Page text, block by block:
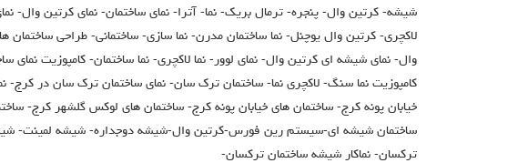
شیشه- کرتین وال- پنجره- ترمال بریک- نما- آترا- نمای ساختمان- نمای کرتین وال-
لاکچری- کرتین وال یوچنل- نما ساختمان مدرن- نما سازی- ساختمانی- طراحی
وال- نمای شیشه ای کرتین وال- نمای لوور- نما لاکچری- نما ساختمان- کامپوزیت نمای
کامپوزیت نما سنگ- لاکچری نما- ساختمان ترک سان- نمای ساختمان ترک سان در کرج-
خیابان پونه کرج- ساختمان های خیابان پونه کرج- ساختمان های لوکس گلشهر کرج-
ساختمان شيشه اي-سيستم رين فورس-كرتين وال-شيشه دوجداره- شيشه لمينت-
تركسان- نماكار شيشه ساختمان تركسان-